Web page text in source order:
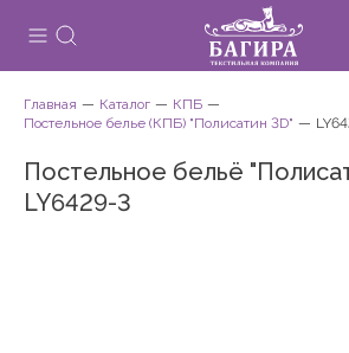
Главная Каталог
КПБ
Постельное белье (КПБ) "Полисатин 3D"
Постельное бельё
LY6429-3